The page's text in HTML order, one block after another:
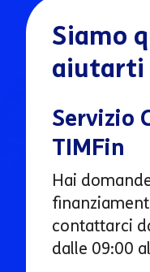
Siamo
aiutarti
Servizio
TIMFin
Hai
contattarci
dalle 09:00